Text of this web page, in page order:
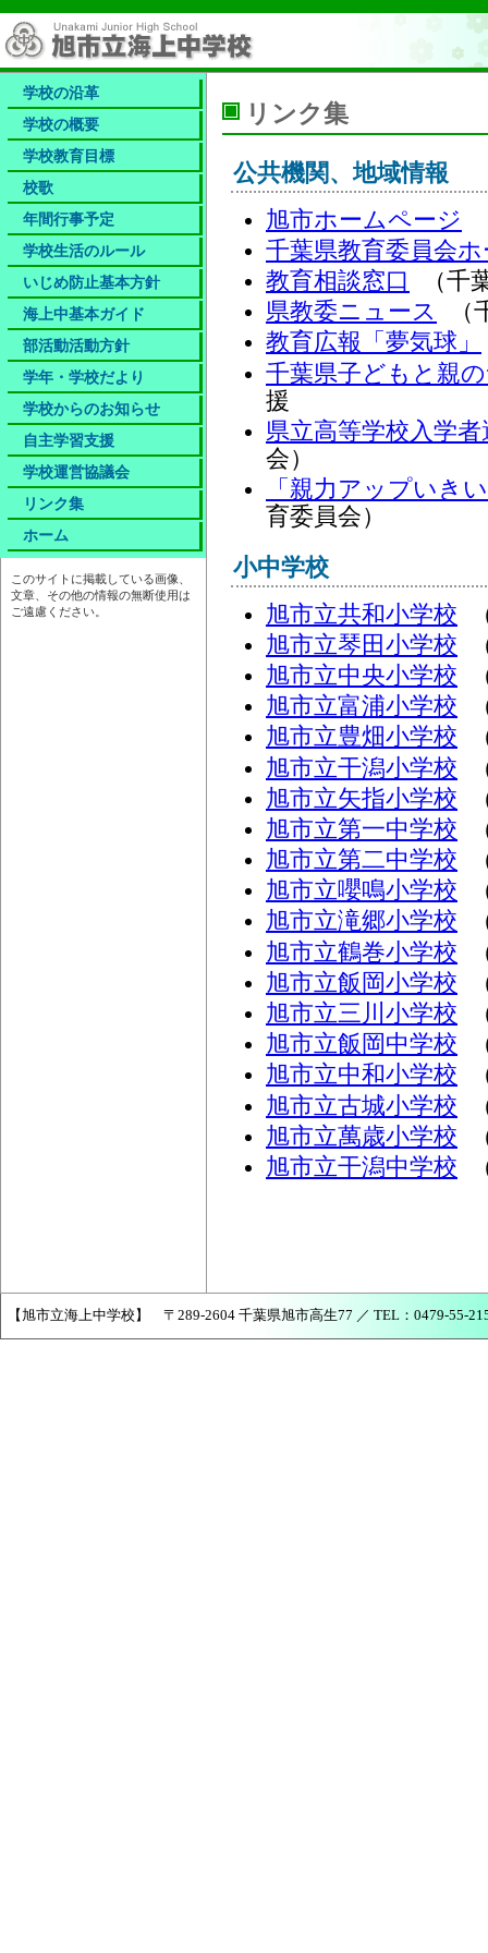
学校の沿革
学校の概要
学校教育目標
校歌
年間行事予定
学校生活のルール
いじめ防止基本方針
海上中基本ガイド
部活動活動方針
学年・学校だより
学校からのお知らせ
自主学習支援
学校運営協議会
リンク集
ホーム
このサイトに掲載している画像、
文章、その他の情報の無断使用は
ご遠慮ください。
リンク集
公共機関、地域情報
旭市ホームページ
千葉県教育委員会
教育相談窓口
（千
県教委ニュース
（
教育広報「夢気球」
千葉県子どもと親
援
県立高等学校入学
会）
「親力アップいき
育委員会）
小中学校
旭市立共和小学校
旭市立琴田小学校
旭市立中央小学校
旭市立富浦小学校
旭市立豊畑小学校
旭市立干潟小学校
旭市立矢指小学校
旭市立第一中学校
旭市立第二中学校
旭市立嚶鳴小学校
旭市立滝郷小学校
旭市立鶴巻小学校
旭市立飯岡小学校
旭市立三川小学校
旭市立飯岡中学校
旭市立中和小学校
旭市立古城小学校
旭市立萬歳小学校
旭市立干潟中学校
【旭市立海上中学校】 〒289-2604 千葉県旭市高生77 ／ TEL：0479-55-